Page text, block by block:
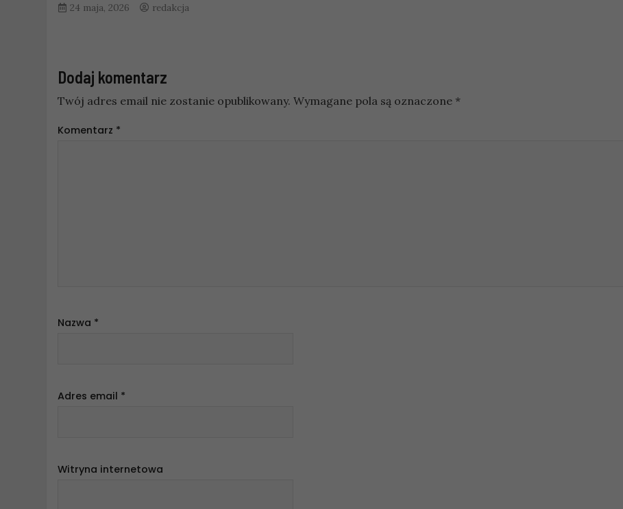
24 maja, 2026 redakcja
Dodaj komentarz
Twój adres email nie zostanie opublikowany. Wymagane pola są oznaczone *
Komentarz *
Nazwa *
Adres email *
Witryna internetowa